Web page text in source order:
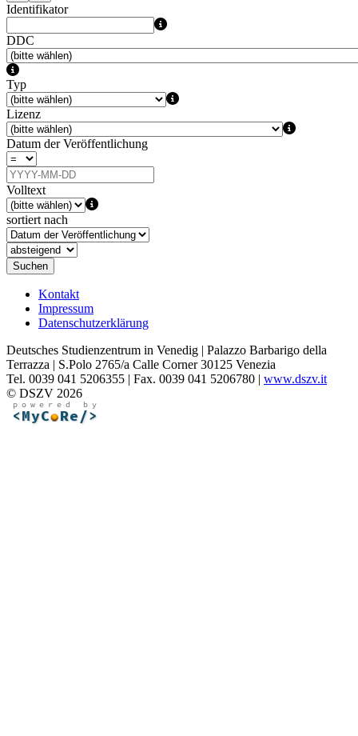
Identifikator
DDC
Typ
Lizenz
Datum der Veröffentlichung
Volltext
sortiert nach
Suchen
Kontakt
Impressum
Datenschutzerklärung
Deutsches Studienzentrum in Venedig | Palazzo Barbarigo della
Terrazza | S.Polo 2765/a Calle Corner 30125 Venezia
Tel. 0039 041 5206355 | Fax. 0039 041 5206780 | www.dszv.it
© DSZV 2026